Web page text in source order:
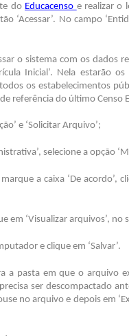
do Educacenso e realizar o
‘Acessar’. No campo
o sistema com os dados
Inicial’. Nela estarão
os estabelecimentos
referência do último Censo
e ‘Solicitar Arquivo’;
selecione a opção
a caixa ‘De acordo’,
em ‘Visualizar arquivos’,
e clique em ‘Salvar’.
a pasta em que o arquivo
ser descompactado
no arquivo e depois em